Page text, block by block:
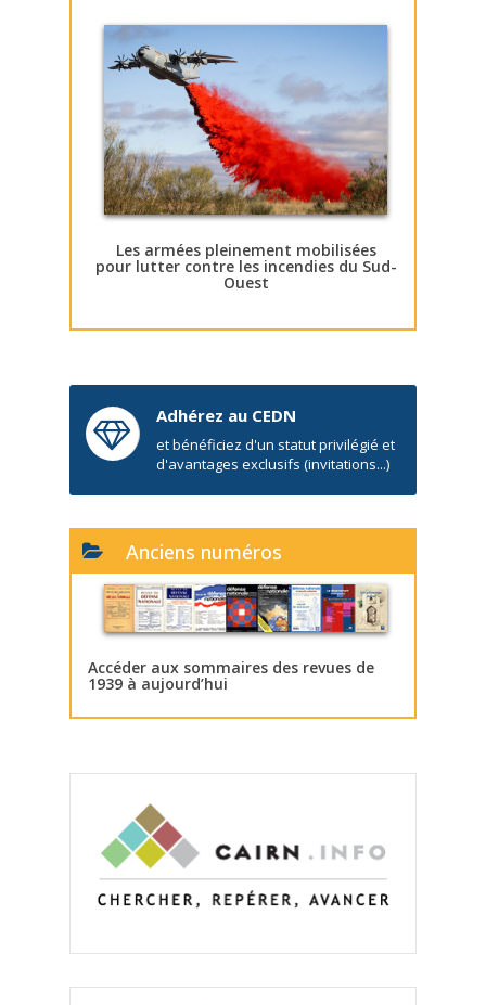
Les armées pleinement mobilisées
pour lutter contre les incendies du Sud-
Ouest
Adhérez au CEDN
et bénéficiez d'un statut privilégié et
d'avantages exclusifs (invitations...)
Anciens numéros
Accéder aux sommaires des revues de
1939 à aujourd’hui